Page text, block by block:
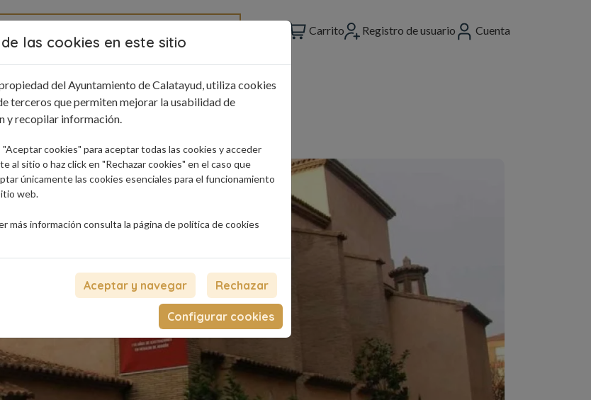
Carrito
Registro de usuario Cuenta
Blog Contacto
las cookies en este sitio
del Ayuntamiento de Calatayud, utiliza cookies
terceros que permiten mejorar la usabilidad de
y recopilar información.
"Aceptar cookies" para aceptar todas las cookies y acceder
al sitio o haz click en "Rechazar cookies" en el caso que
únicamente las cookies esenciales para el funcionamiento
web.
más información consulta la página depolítica de cookies
Aceptar y navegar Rechazar
Configurar cookies